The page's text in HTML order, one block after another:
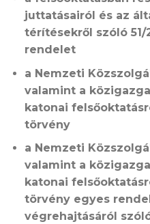
juttatásairól és az
térítésekről szóló 51/
rendelet
a Nemzeti
valamint a
katonai
törvény
a Nemzeti
valamint a
katonai
törvény egyes
végrehajtásáról szóló